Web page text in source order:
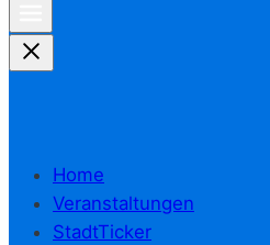
Home
Veranstaltungen
StadtTicker